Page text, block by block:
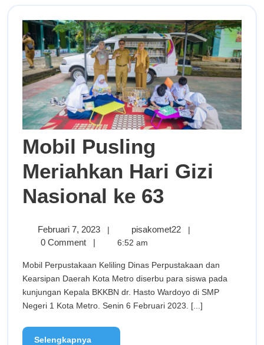
Mobil Pusling
Meriahkan Hari Gizi
Nasional ke 63
Februari 7, 2023 | pisakomet22 |
0 Comment | 6:52 am
Mobil Perpustakaan Keliling Dinas Perpustakaan dan
Kearsipan Daerah Kota Metro diserbu para siswa pada
kunjungan Kepala BKKBN dr. Hasto Wardoyo di SMP
Negeri 1 Kota Metro. Senin 6 Februari 2023. [...]
Selengkapnya